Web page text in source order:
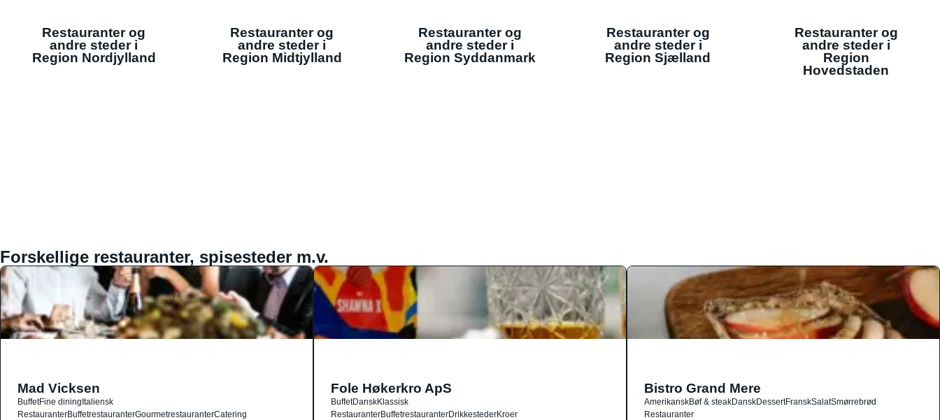
Restauranter og
andre steder i
Region Nordjylland
Restauranter og
andre steder i
Region Midtjylland
Restauranter og
andre steder i
Region Syddanmark
Restauranter og
andre steder i
Region Sjælland
Restauranter og
andre steder i
Region
Hovedstaden
Forskellige restauranter, spisesteder m.v.
Mad Vicksen
BuffetFine diningItaliensk
RestauranterBuffetrestauranterGourmetrestauranterCatering
Fole Høkerkro ApS
BuffetDanskKlassisk
RestauranterBuffetrestauranterDrikkestederKroer
Bistro Grand Mere
AmerikanskBøf & steakDanskDessertFranskSalatSmørrebrød
Restauranter